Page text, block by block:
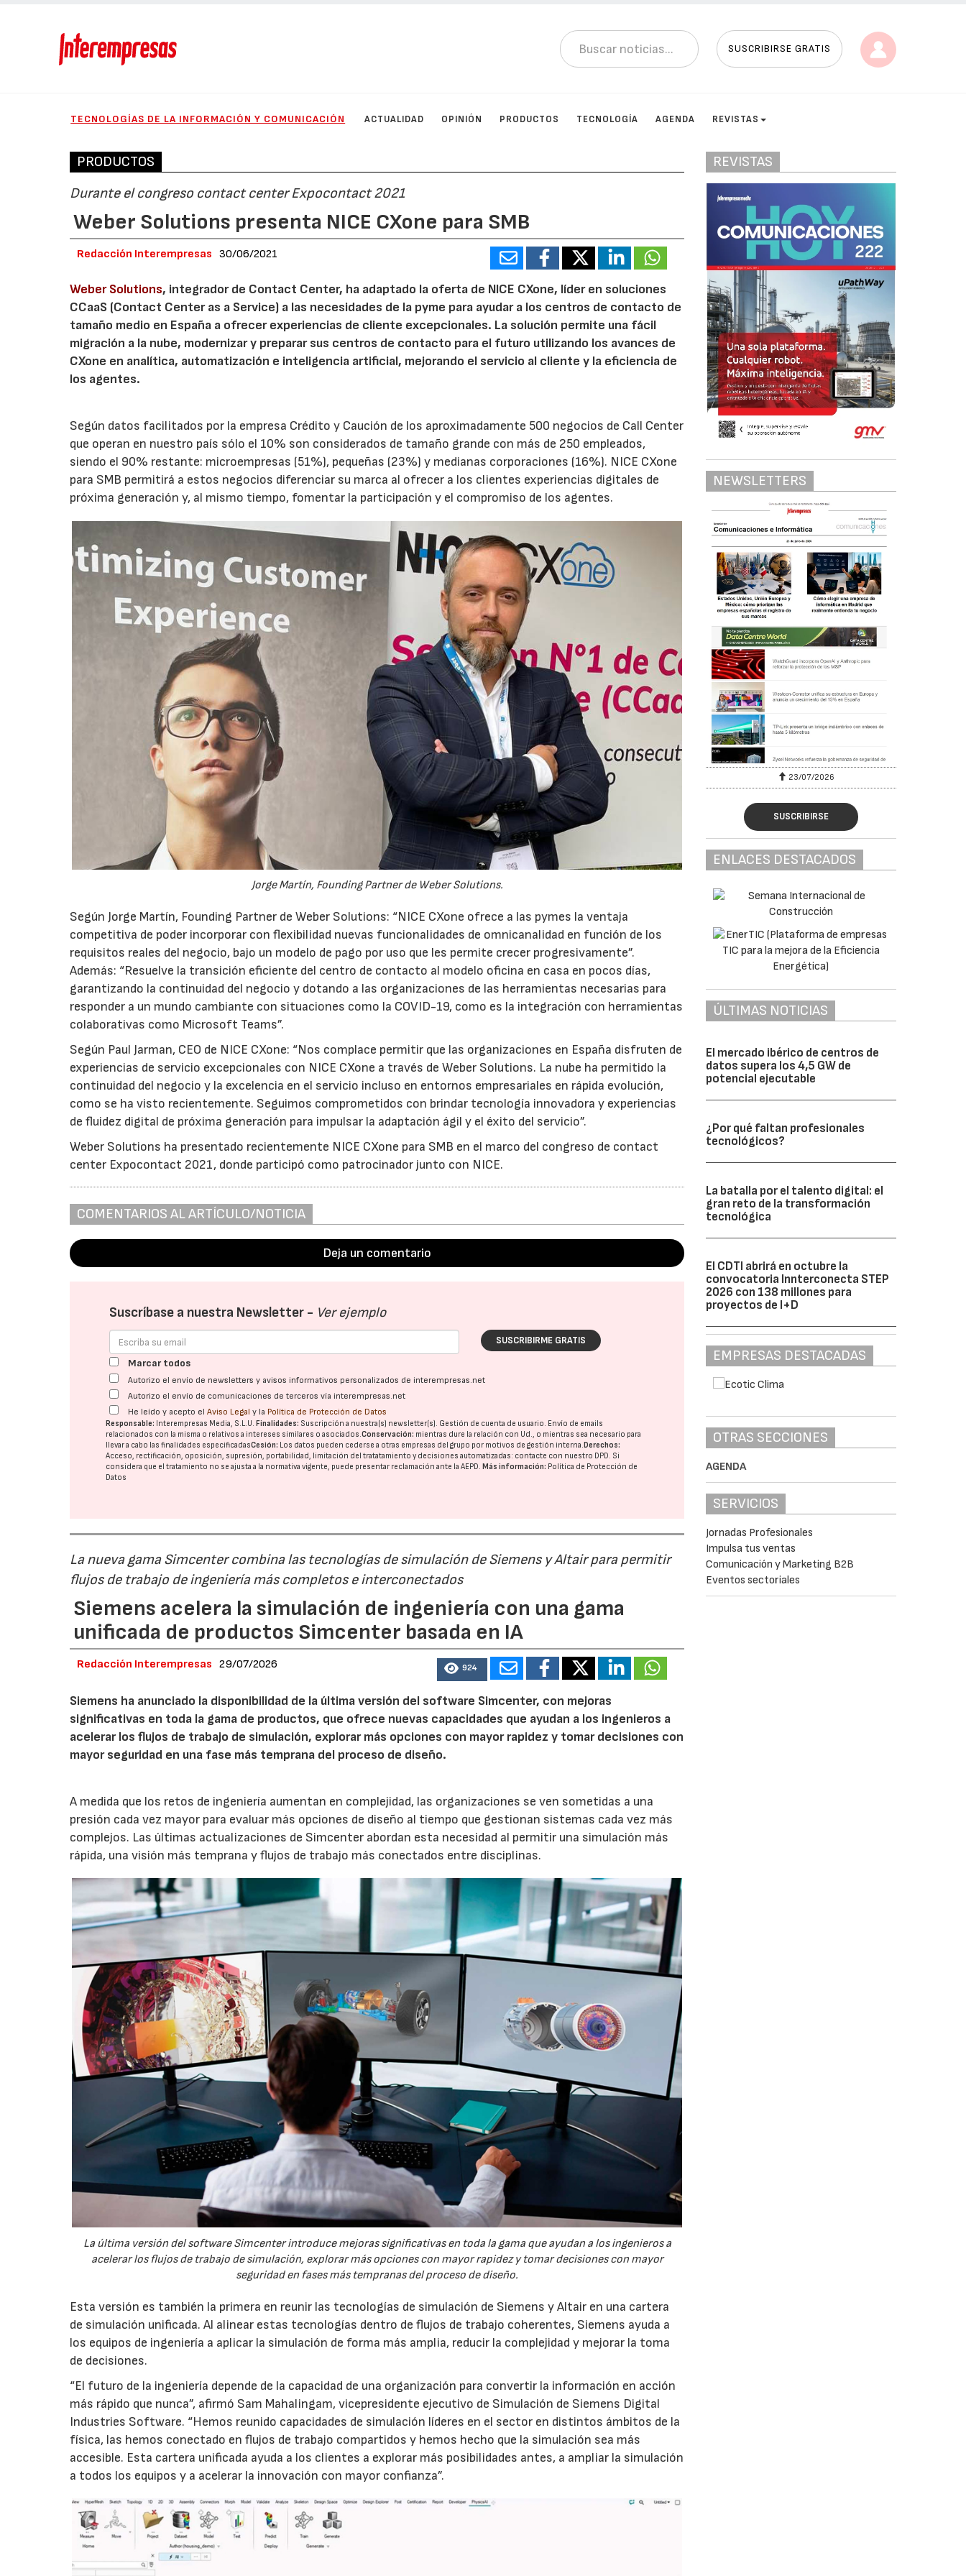
SUSCRIBIRSE GRATIS
TECNOLOGÍAS DE LA INFORMACIÓN Y COMUNICACIÓN ACTUALIDAD OPINIÓN PRODUCTOS TECNOLOGÍA AGENDA REVISTAS
PRODUCTOS
Durante el congreso contact center Expocontact 2021
Weber Solutions presenta NICE CXone para SMB
Redacción Interempresas 30/06/2021
Weber Solutions, integrador de Contact Center, ha adaptado la oferta de NICE CXone, líder en soluciones
CCaaS (Contact Center as a Service) a las necesidades de la pyme para ayudar a los centros de contacto de
tamaño medio en España a ofrecer experiencias de cliente excepcionales. La solución permite una fácil
migración a la nube, modernizar y preparar sus centros de contacto para el futuro utilizando los avances de
CXone en analítica, automatización e inteligencia artificial, mejorando el servicio al cliente y la eficiencia de
los agentes.
Según datos facilitados por la empresa Crédito y Caución de los aproximadamente 500 negocios de Call Center
que operan en nuestro país sólo el 10% son considerados de tamaño grande con más de 250 empleados,
siendo el 90% restante: microempresas (51%), pequeñas (23%) y medianas corporaciones (16%). NICE CXone
para SMB permitirá a estos negocios diferenciar su marca al ofrecer a los clientes experiencias digitales de
próxima generación y, al mismo tiempo, fomentar la participación y el compromiso de los agentes.
Jorge Martín, Founding Partner de Weber Solutions.
Según Jorge Martín, Founding Partner de Weber Solutions: “NICE CXone ofrece a las pymes la ventaja
competitiva de poder incorporar con flexibilidad nuevas funcionalidades de omnicanalidad en función de los
requisitos reales del negocio, bajo un modelo de pago por uso que les permite crecer progresivamente”.
Además: “Resuelve la transición eficiente del centro de contacto al modelo oficina en casa en pocos días,
garantizando la continuidad del negocio y dotando a las organizaciones de las herramientas necesarias para
responder a un mundo cambiante con situaciones como la COVID-19, como es la integración con herramientas
colaborativas como Microsoft Teams”.
Según Paul Jarman, CEO de NICE CXone: “Nos complace permitir que las organizaciones en España disfruten de
experiencias de servicio excepcionales con NICE CXone a través de Weber Solutions. La nube ha permitido la
continuidad del negocio y la excelencia en el servicio incluso en entornos empresariales en rápida evolución,
como se ha visto recientemente. Seguimos comprometidos con brindar tecnología innovadora y experiencias
de fluidez digital de próxima generación para impulsar la adaptación ágil y el éxito del servicio”.
Weber Solutions ha presentado recientemente NICE CXone para SMB en el marco del congreso de contact
center Expocontact 2021, donde participó como patrocinador junto con NICE.
COMENTARIOS AL ARTÍCULO/NOTICIA
Deja un comentario
Suscríbase a nuestra Newsletter - Ver ejemplo
SUSCRIBIRME GRATIS
Marcar todos
Autorizo el envío de newsletters y avisos informativos personalizados de interempresas.net
Autorizo el envío de comunicaciones de terceros vía interempresas.net
He leído y acepto elAviso Legal y la Política de Protección de Datos
Responsable: Interempresas Media, S.L.U. Finalidades: Suscripción a nuestra(s) newsletter(s). Gestión de cuenta de usuario. Envío de emails
relacionados con la misma o relativos a intereses similares o asociados.Conservación: mientras dure la relación con Ud., o mientras sea necesario para
llevar a cabo las finalidades especificadasCesión: Los datos pueden cederse a otras empresas del grupo por motivos de gestión interna. Derechos:
Acceso, rectificación, oposición, supresión, portabilidad, limitación del tratatamiento y decisiones automatizadas: contacte con nuestro DPD. Si
considera que el tratamiento no se ajusta a la normativa vigente, puede presentar reclamación ante laAEPD. Más información: Política de Protección de
Datos
La nueva gama Simcenter combina las tecnologías de simulación de Siemens y Altair para permitir
flujos de trabajo de ingeniería más completos e interconectados
Siemens acelera la simulación de ingeniería con una gama
unificada de productos Simcenter basada en IA
Redacción Interempresas 29/07/2026 924
Siemens ha anunciado la disponibilidad de la última versión del software Simcenter, con mejoras
significativas en toda la gama de productos, que ofrece nuevas capacidades que ayudan a los ingenieros a
acelerar los flujos de trabajo de simulación, explorar más opciones con mayor rapidez y tomar decisiones con
mayor seguridad en una fase más temprana del proceso de diseño.
A medida que los retos de ingeniería aumentan en complejidad, las organizaciones se ven sometidas a una
presión cada vez mayor para evaluar más opciones de diseño al tiempo que gestionan sistemas cada vez más
complejos. Las últimas actualizaciones de Simcenter abordan esta necesidad al permitir una simulación más
rápida, una visión más temprana y flujos de trabajo más conectados entre disciplinas.
La última versión del software Simcenter introduce mejoras significativas en toda la gama que ayudan a los ingenieros a
acelerar los flujos de trabajo de simulación, explorar más opciones con mayor rapidez y tomar decisiones con mayor
seguridad en fases más tempranas del proceso de diseño.
Esta versión es también la primera en reunir las tecnologías de simulación de Siemens y Altair en una cartera
de simulación unificada. Al alinear estas tecnologías dentro de flujos de trabajo coherentes, Siemens ayuda a
los equipos de ingeniería a aplicar la simulación de forma más amplia, reducir la complejidad y mejorar la toma
de decisiones.
“El futuro de la ingeniería depende de la capacidad de una organización para convertir la información en acción
más rápido que nunca”, afirmó Sam Mahalingam, vicepresidente ejecutivo de Simulación de Siemens Digital
Industries Software. “Hemos reunido capacidades de simulación líderes en el sector en distintos ámbitos de la
física, las hemos conectado en flujos de trabajo compartidos y hemos hecho que la simulación sea más
accesible. Esta cartera unificada ayuda a los clientes a explorar más posibilidades antes, a ampliar la simulación
a todos los equipos y a acelerar la innovación con mayor confianza”.
REVISTAS
NEWSLETTERS
23/07/2026 30/07/2026 23/07/2026
SUSCRIBIRSE
ENLACES DESTACADOS
ÚLTIMAS NOTICIAS
El mercado ibérico de centros de
datos supera los 4,5 GW de
potencial ejecutable
¿Por qué faltan profesionales
tecnológicos?
La batalla por el talento digital: el
gran reto de la transformación
tecnológica
El CDTI abrirá en octubre la
convocatoria Innterconecta STEP
2026 con 138 millones para
proyectos de I+D
EMPRESAS DESTACADAS
OTRAS SECCIONES
AGENDA
SERVICIOS
Jornadas Profesionales
Impulsa tus ventas
Comunicación y Marketing B2B
Eventos sectoriales